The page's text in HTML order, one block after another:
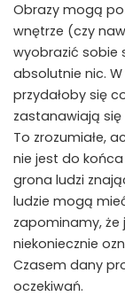
Obrazy mogą
wnętrze (czy
wyobrazić sobie
absolutnie nic.
przydałoby się
zastanawiają
To zrozumiałe,
nie jest do
grona ludzi
ludzie mogą
zapominamy, że
niekoniecznie
Czasem dany
oczekiwań.